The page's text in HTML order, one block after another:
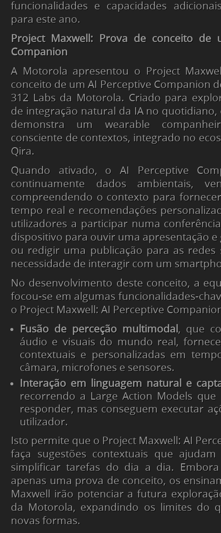
funcionalidades e capacidades
para este ano.
Project Maxwell: Prova de conceito de
Companion
A Motorola apresentou o Project
conceito de um AI Perceptive Companion
312 Labs da Motorola. Criado para
de integração natural da IA no quotidiano,
demonstra um wearable
consciente de contextos, integrado no
Qira.
Quando ativado, o AI Perceptive
continuamente dados ambientais,
compreendendo o contexto para
tempo real e recomendações
utilizadores a participar numa
dispositivo para ouvir uma apresentação
ou redigir uma publicação para as redes
necessidade de interagir com um
No desenvolvimento deste conceito, a
focou-se em algumas funcionalidades-
o Project Maxwell: AI Perceptive
Fusão de perceção multimodal , que
áudio e visuais do mundo real,
contextuais e personalizadas em
câmara, microfones e sensores.
Interação em linguagem natural e
recorrendo a Large Action Models
responder, mas conseguem executar
utilizador.
Isto permite que o Project Maxwell: AI
faça sugestões contextuais que
simplificar tarefas do dia a dia.
apenas uma prova de conceito, os
Maxwell irão potenciar a futura
da Motorola, expandindo os limites do
novas formas.